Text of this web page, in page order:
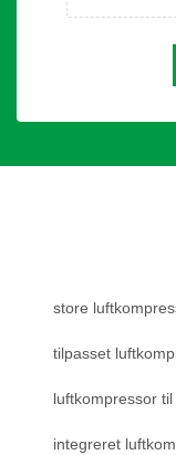
store
tilpasset
luftkompressor
integreret